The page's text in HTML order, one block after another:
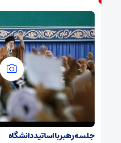
جلسه رهبر با اساتید دانشگاه